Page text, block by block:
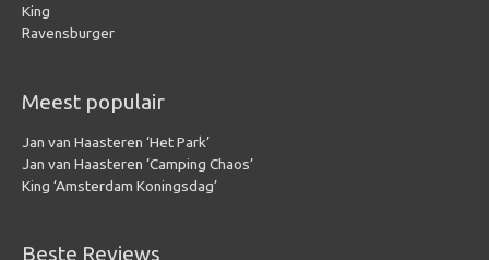
King
Ravensburger
Meest populair
Jan van Haasteren ‘Het Park’
Jan van Haasteren ‘Camping Chaos’
King ‘Amsterdam Koningsdag’
Beste Reviews